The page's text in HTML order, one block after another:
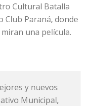
Cultural Batalla
Club Paraná, donde
una película.
y nuevos
Municipal,